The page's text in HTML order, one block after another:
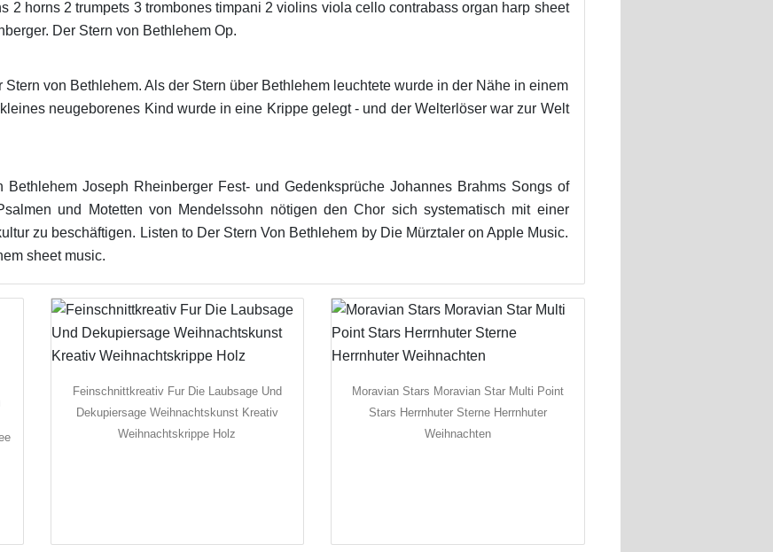
2 horns 2 trumpets 3 trombones timpani 2 violins viola cello contrabass organ harp sheet
Der Stern von Bethlehem Op.
von Bethlehem. Als der Stern über Bethlehem leuchtete wurde in der Nähe in einem
neugeborenes Kind wurde in eine Krippe gelegt - und der Welterlöser war zur Welt
Bethlehem Joseph Rheinberger Fest- und Gedenksprüche Johannes Brahms Songs of
und Motetten von Mendelssohn nötigen den Chor sich systematisch mit einer
zu beschäftigen. Listen to Der Stern Von Bethlehem by Die Mürztaler on Apple Music.
sheet music.
Feinschnittkreativ Fur Die Laubsage Und
Dekupiersage Weihnachtskunst Kreativ
Weihnachtskrippe Holz
Moravian Stars Moravian Star Multi Point
Stars Herrnhuter Sterne Herrnhuter
Weihnachten